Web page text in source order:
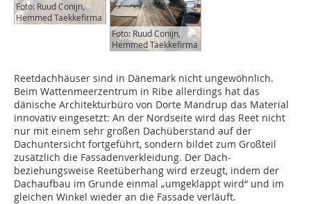
Foto: Ruud Conijn,
Hemmed Taekkefirma
Foto: Ruud Conijn,
Hemmed Taekkefirma
Reetdachhäuser sind in Dänemark nicht ungewöhnlich.
Beim Wattenmeerzentrum in Ribe allerdings hat das
dänische Architekturbüro von Dorte Mandrup das Material
innovativ eingesetzt: An der Nordseite wird das Reet nicht
nur mit einem sehr großen Dachüberstand auf der
Dachuntersicht fortgeführt, sondern bildet zum Großteil
zusätzlich die Fassadenverkleidung. Der Dach-
beziehungsweise Reetüberhang wird erzeugt, indem der
Dachaufbau im Grunde einmal „umgeklappt wird“ und im
gleichen Winkel wieder an die Fassade verläuft.